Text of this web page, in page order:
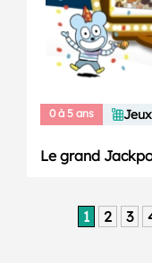
0 à 5 ans Jeux
Le grand
1 2 3